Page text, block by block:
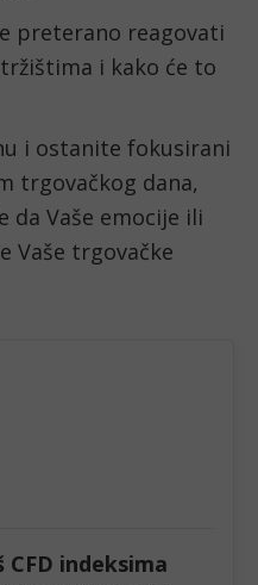
preterano reagovati
i kako će to
i ostanite fokusirani
trgovačkog dana,
da Vaše emocije ili
Vaše trgovačke